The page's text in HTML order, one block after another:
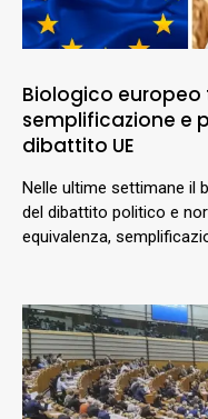
Biologico europeo
semplificazione e
dibattito UE
Nelle ultime settimane il
del dibattito politico e
equivalenza,